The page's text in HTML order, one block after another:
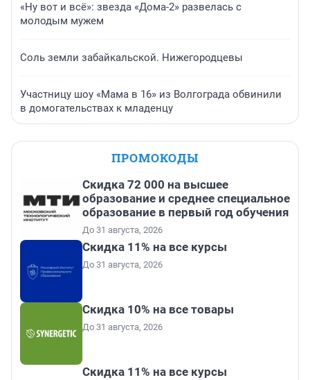
«Ну вот и всё»: звезда «Дома-2» развелась с
молодым мужем
Соль земли забайкальской. Нижегородцевы
Участницу шоу «Мама в 16» из Волгограда обвинили
в домогательствах к младенцу
ПРОМОКОДЫ
Скидка 72 000 на высшее
образование и среднее специальное
образование в первый год обучения
До 31 августа, 2026
Скидка 11% на все курсы
До 31 августа, 2026
Скидка 10% на все товары
До 31 августа, 2026
Скидка 11% на все курсы